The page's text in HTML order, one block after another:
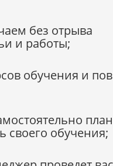
без отрыва
и работы;
обучения и
своего обучения;